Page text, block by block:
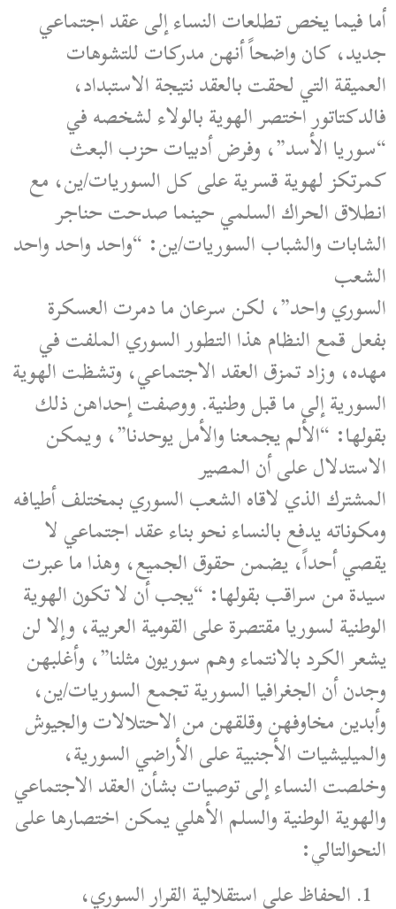
أما فيما يخص تطلعات النساء إلى عقد اجتماعي
جديد، كان واضحاً أنهن مدركات للتشوهات
العميقة التي لحقت بالعقد نتيجة الاستبداد،
فالدكتاتور اختصر الهوية بالولاء لشخصه في
“سوريا الأسد”، وفرض أدبيات حزب البعث
كمرتكز لهوية قسرية على كل السوريات/ين، مع
انطلاق الحراك السلمي حينما صدحت حناجر
الشابات والشباب السوريات/ين: “واحد واحد واحد
الشعب
السوري واحد”، لكن سرعان ما دمرت العسكرة
بفعل قمع النظام هذا التطور السوري الملفت في
مهده، وزاد تمزق العقد الاجتماعي، وتشظت الهوية
السورية إلى ما قبل وطنية. ووصفت إحداهن ذلك
بقولها: “الألم يجمعنا والأمل يوحدنا”، ويمكن
الاستدلال على أن المصير
المشترك الذي لاقاه الشعب السوري بمختلف أطيافه
ومكوناته يدفع بالنساء نحو بناء عقد اجتماعي لا
يقصي أحداً، يضمن حقوق الجميع، وهذا ما عبرت
سيدة من سراقب بقولها: “يجب أن لا تكون الهوية
الوطنية لسوريا مقتصرة على القومية العربية، وإلا لن
يشعر الكرد بالانتماء وهم سوريون مثلنا”، وأغلبهن
وجدن أن الجغرافيا السورية تجمع السوريات/ين،
وأبدين مخاوفهن وقلقهن من الاحتلالات والجيوش
والميليشيات الأجنبية على الأراضي السورية،
وخلصت النساء إلى توصيات بشأن العقد الاجتماعي
والهوية الوطنية والسلم الأهلي يمكن اختصارها على
النحوالتالي:
الحفاظ على استقلالية القرار السوري،